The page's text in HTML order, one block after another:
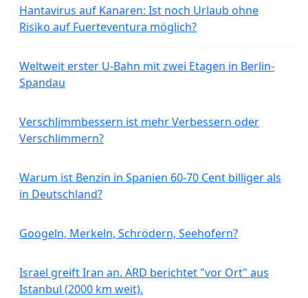
Hantavirus auf Kanaren: Ist noch Urlaub ohne
Risiko auf Fuerteventura möglich?
Weltweit erster U-Bahn mit zwei Etagen in Berlin-
Spandau
Verschlimmbessern ist mehr Verbessern oder
Verschlimmern?
Warum ist Benzin in Spanien 60-70 Cent billiger als
in Deutschland?
Googeln, Merkeln, Schrödern, Seehofern?
Israel greift Iran an. ARD berichtet "vor Ort" aus
Istanbul (2000 km weit).